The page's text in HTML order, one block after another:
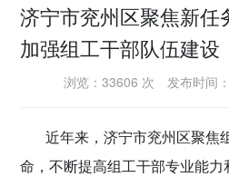
传播党建
传递党
济宁市兖州区聚焦新任
加强组工干部队伍建设
浏览：33606 次 发布时间
近年来，济宁市兖州区聚焦
命，不断提高组工干部专业能